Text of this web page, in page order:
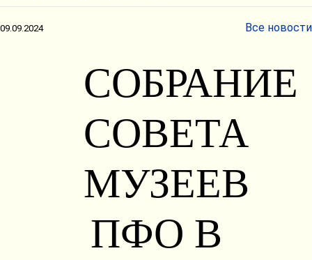
09.09.2024 Все новости
СОБРАНИЕ
СОВЕТА
МУЗЕЕВ
ПФО В